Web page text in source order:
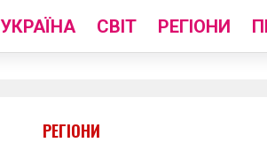
УКРАЇНА СВІТ РЕГІОНИ
РЕГІОНИ